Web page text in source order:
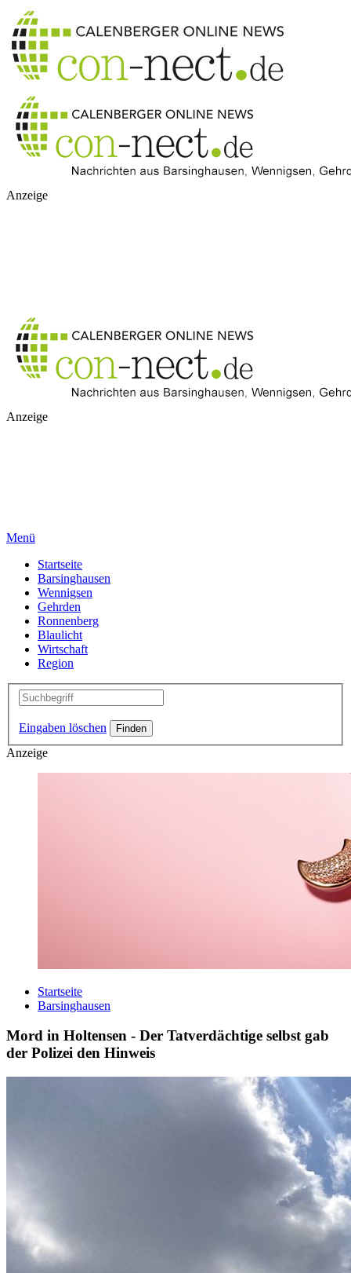
Anzeige
Anzeige
Menü
Startseite
Barsinghausen
Wennigsen
Gehrden
Ronnenberg
Blaulicht
Wirtschaft
Region
Eingaben löschen
Anzeige
Startseite
Barsinghausen
Mord in Holtensen - Der Tatverdächtige selbst gab
der Polizei den Hinweis